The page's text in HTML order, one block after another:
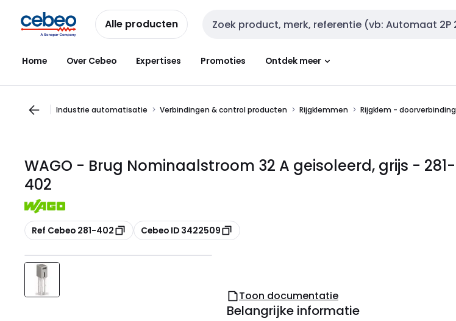
naar
navigatie
naar
inhoud
Alle producten Zoekveld invoer
Home Over Cebeo Expertises Promoties Ontdek meer
Industrie automatisatie Verbindingen & control producten Rijgklemmen Rijgklem - doorverbinding
WAGO - Brug Nominaalstroom 32 A geisoleerd, grijs - 281-
402
Kopiëren
Ref Cebeo 281-402 Kopiëren
Cebeo ID 3422509
Toon documentatie
Belangrijke informatie